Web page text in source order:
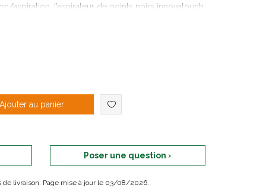
aspiration, l’aspirateur de points noirs innovatouch
et aide à la micro-circulation
au panier
Poser une question ›
de livraison. Page mise à jour le 03/08/2026.